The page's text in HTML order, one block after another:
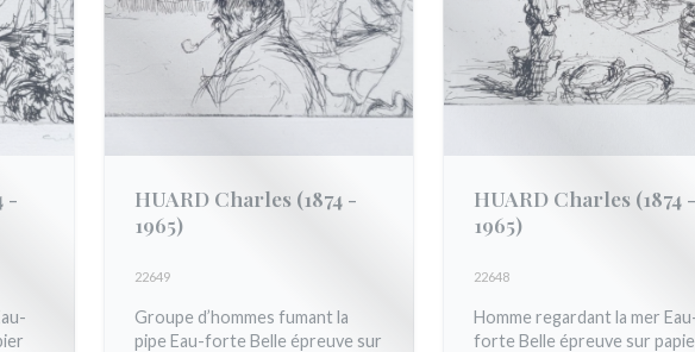
-
HUARD Charles (1874 -
1965)
22649
Groupe d’hommes fumant la
pipe Eau-forte Belle épreuve sur
HUARD Charles (1874 -
1965)
22648
Homme regardant la mer
forte Belle épreuve sur